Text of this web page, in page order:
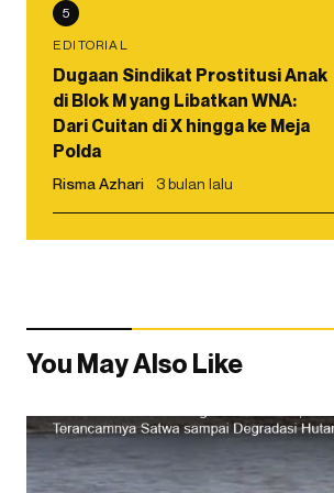
5
EDITORIAL
Dugaan Sindikat Prostitusi Anak
di Blok M yang Libatkan WNA:
Dari Cuitan di X hingga ke Meja
Polda
Risma Azhari 3 bulan lalu
You May Also Like